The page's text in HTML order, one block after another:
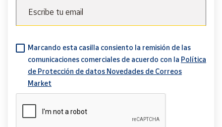
Escribe tu email
Marcando esta casilla consiento la remisión de las
comunicaciones comerciales de acuerdo con la Política
de Protección de datos Novedades de Correos
Market